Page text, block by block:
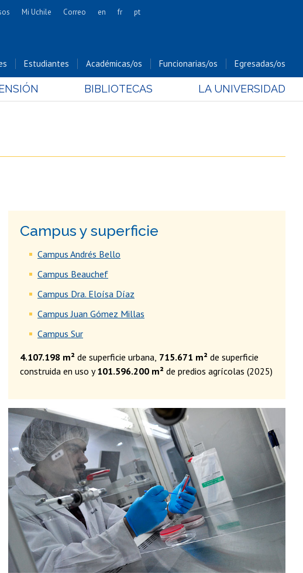
Cs. Forestales y Conservación
Cs. Sociales
Mi Uchile Correo en fr pt
Estudiantes Académicas/os Funcionarias/os Egresadas/os
BIBLIOTECAS LA UNIVERSIDAD
Campus y superficie
Campus Andrés Bello
Campus Beauchef
Campus Dra. Eloísa Díaz
Campus Juan Gómez Millas
Campus Sur
4.107.198 m² de superficie urbana, 715.671 m² de superficie
construida en uso y101.596.200 m² de predios agrícolas (2025)